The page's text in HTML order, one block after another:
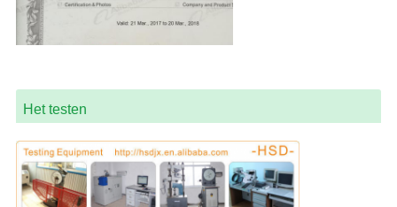
Het testen